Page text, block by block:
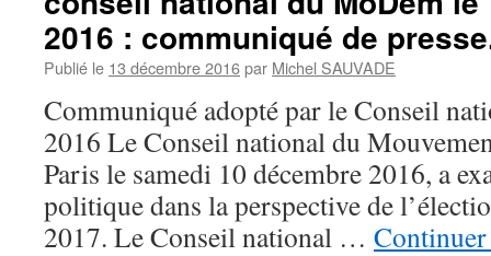
2016 : communiqué de
Publié le 13 décembre 2016par Michel SAUVADE
Communiqué adopté par le Conseil
2016 Le Conseil national du
Paris le samedi 10 décembre 2016, a
politique dans la perspective de
2017. Le Conseil national …